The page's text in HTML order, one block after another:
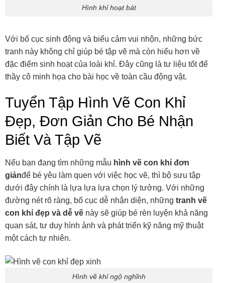
Hình khỉ hoạt bát
Với bố cục sinh động và biểu cảm vui nhộn, những bức
tranh này không chỉ giúp bé tập vẽ mà còn hiểu hơn về
đặc điểm sinh hoạt của loài khỉ. Đây cũng là tư liệu tốt để
thầy cô minh họa cho bài học về toàn cầu động vật.
Tuyển Tập Hình Vẽ Con Khỉ
Đẹp, Đơn Giản Cho Bé Nhận
Biết Và Tập Vẽ
Nếu bạn đang tìm những mẫu hình vẽ con khỉ đơn
giảnđể bé yêu làm quen với việc học vẽ, thì bộ sưu tập
dưới đây chính là lựa lựa lựa chọn lý tưởng. Với những
đường nét rõ ràng, bố cục dễ nhận diện, những tranh vẽ
con khỉ đẹp và dễ vẽ này sẽ giúp bé rèn luyện khả năng
quan sát, tư duy hình ảnh và phát triển kỹ năng mỹ thuật
một cách tự nhiên.
Hình vẽ khỉ ngộ nghĩnh